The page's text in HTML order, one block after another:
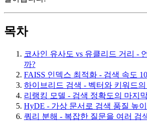
목차
코사인 유사도 vs 유클리드 거리 -
까?
FAISS 인덱스 최적화 - 검색 속도
하이브리드 검색 - 벡터와 키워드
리랭킹 모델 - 검색 정확도의 마지
HyDE - 가상 문서로 검색 품질 높이
쿼리 분해 - 복잡한 질문을 여러 검